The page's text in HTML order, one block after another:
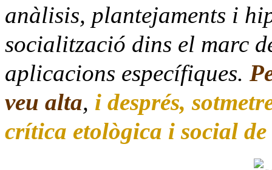
anàlisis, plantejaments i
socialització dins el marc
aplicacions específiques.
veu alta, i després,
crítica etològica i social de